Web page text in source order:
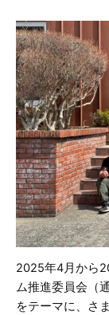
2025年4月から
ム推進委員会（
をテーマに、さ